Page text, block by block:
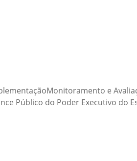
e
Público do Poder Executivo do